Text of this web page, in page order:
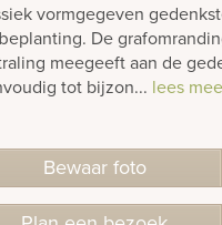
vormgegeven
De
meegeeft aan de
tot bijzon... lees
Bewaar foto